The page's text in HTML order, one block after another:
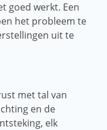
goed werkt. Een
het probleem te
uit te
met tal van
en de
elk